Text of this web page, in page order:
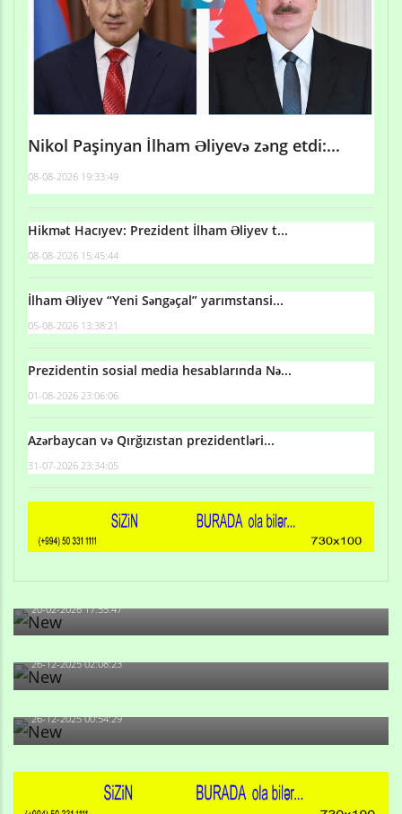
Nikol Paşinyan İlham Əliyevə zəng etdi:...
08-08-2026 19:33:49
Hikmət Hacıyev: Prezident İlham Əliyev t...
08-08-2026 15:45:44
İlham Əliyev “Yeni Səngəçal” yarımstansi...
05-08-2026 13:38:21
Prezidentin sosial media hesablarında Nə...
01-08-2026 23:06:06
Azərbaycan və Qırğızıstan prezidentləri...
31-07-2026 23:34:05
Qulu Məhərrəmli: Sosial şəbəkələrdə söyüş niyə artıb?
20-02-2026 17:55:47
Məni bura NAZİR GÖNDƏRİB - 1937-ci ildən fəaliyyətdə
26-12-2025 02:08:23
-Ay qız, sən məhkəməni udmayacaqsan... Sən bilirsən
də, məni...
26-12-2025 00:54:29